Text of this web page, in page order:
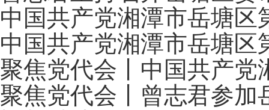
中国共产党湘潭市岳塘
中国共产党湘潭市岳塘
聚焦党代会丨中国共产党
聚焦党代会丨曾志君参加